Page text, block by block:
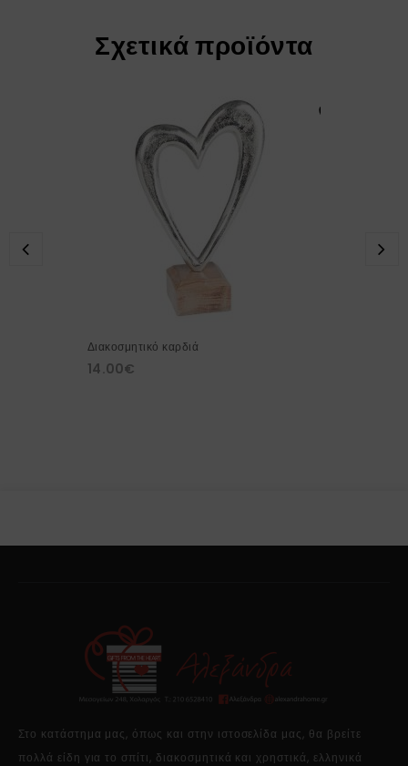
Σχετικά προϊόντα
Διακοσμητικό καρδιά
14.00€
Στο κατάστημα μας, όπως και στην ιστοσελίδα μας, θα βρείτε
πολλά είδη για το σπίτι, διακοσμητικά και χρηστικά, ελληνικά